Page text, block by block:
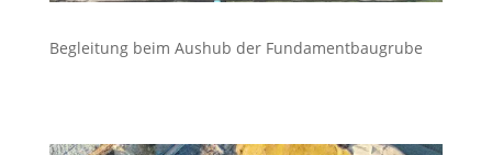
Begleitung beim Aushub der Fundamentbaugrube